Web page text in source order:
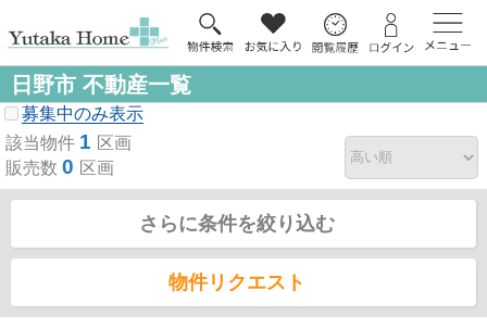
日野市 不動産一覧
募集中のみ表示
該当物件 1 区画
販売数 0 区画
さらに条件を絞り込む
物件リクエスト